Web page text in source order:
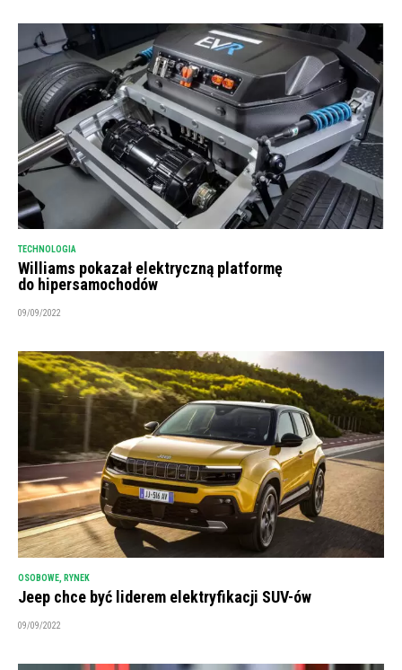
TECHNOLOGIA
Williams pokazał elektryczną platformę
do hipersamochodów
09/09/2022
OSOBOWE RYNEK
Jeep chce być liderem elektryfikacji SUV-ów
09/09/2022